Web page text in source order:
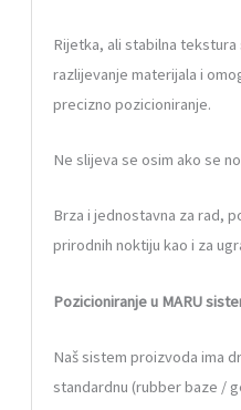
Rijetka, ali stabilna
razlijevanje materijala i
precizno pozicioniranje.
Ne slijeva se osim ako se
Brza i jednostavna za rad,
prirodnih noktiju kao i za
Pozicioniranje u MARU
Naš sistem proizvoda ima
standardnu (rubber baze /